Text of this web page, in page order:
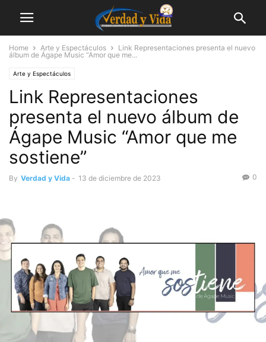
Home Arte y Espectáculos
Link Representaciones presenta el nuevo
álbum de Ágape Music “Amor que me...
Arte y Espectáculos
Link Representaciones
presenta el nuevo álbum de
Ágape Music “Amor que me
sostiene”
By Verdad y Vida - 13 de diciembre de 2023 0